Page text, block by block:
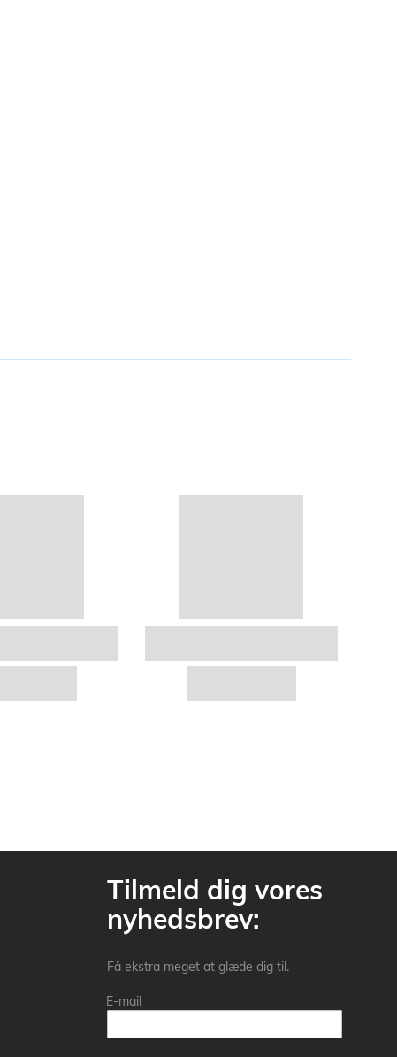
Tilmeld dig vores
nyhedsbrev:
Få ekstra meget at glæde dig til.
E-mail